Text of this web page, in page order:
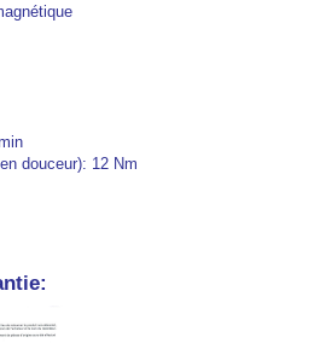
douceur): 12 Nm